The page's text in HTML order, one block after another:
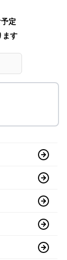
定
ます